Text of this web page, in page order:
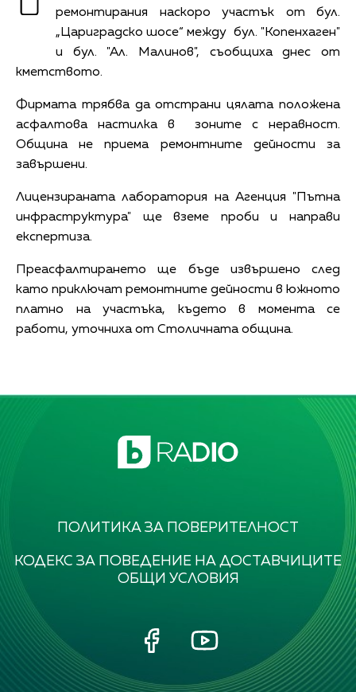
ремонтирания наскоро участък от бул.
„Цариградско шосе“ между бул. "Копенхаген"
и бул. "Ал. Малинов", съобщиха днес от
кметството.
Фирмата трябва да отстрани цялата положена
асфалтова настилка в зоните с неравност.
Община не приема ремонтните дейности за
завършени.
Лицензираната лаборатория на Агенция "Пътна
инфраструктура" ще вземе проби и направи
експертиза.
Преасфалтирането ще бъде извършено след
като приключат ремонтните дейности в южното
платно на участъка, където в момента се
работи, уточниха от Столичната община.
ПОЛИТИКА ЗА ПОВЕРИТЕЛНОСТ
КОДЕКС ЗА ПОВЕДЕНИЕ НА ДОСТАВЧИЦИТЕ
ОБЩИ УСЛОВИЯ